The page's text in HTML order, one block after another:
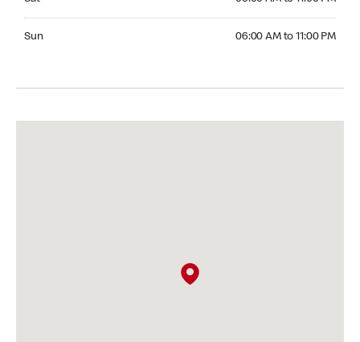
Sun 06:00 AM to 11:00 PM